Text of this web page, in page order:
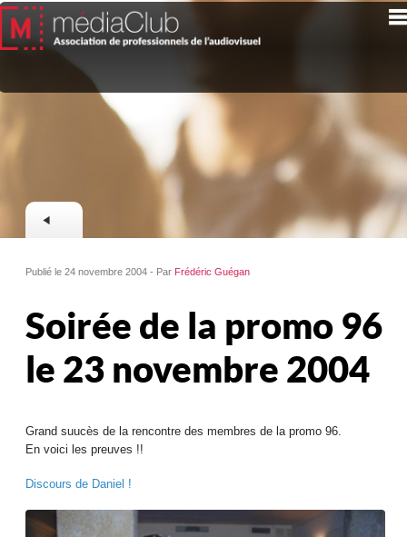
Publié le 24 novembre 2004 - Par Frédéric Guégan
Soirée de la promo 96
le 23 novembre 2004
Grand suucès de la rencontre des membres de la promo 96.
En voici les preuves !!
Discours de Daniel !